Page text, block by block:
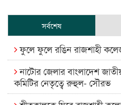
সর্বশেষ
ফুলে ফুলে রঙিন রাজশাহী
নাটোর জেলার বাংলাদেশ
কমিটির নেতৃত্বে রুহুল- সৌরভ